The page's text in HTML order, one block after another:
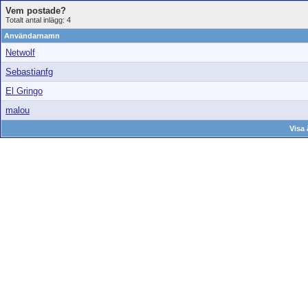
Vem postade?
Totalt antal inlägg: 4
Användarnamn
Netwolf
Sebastianfg
El Gringo
malou
Visa